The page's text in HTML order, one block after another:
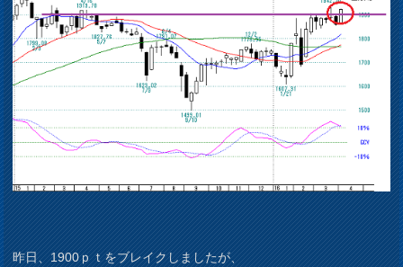
昨日、1900ｐｔをブレイクしましたが、